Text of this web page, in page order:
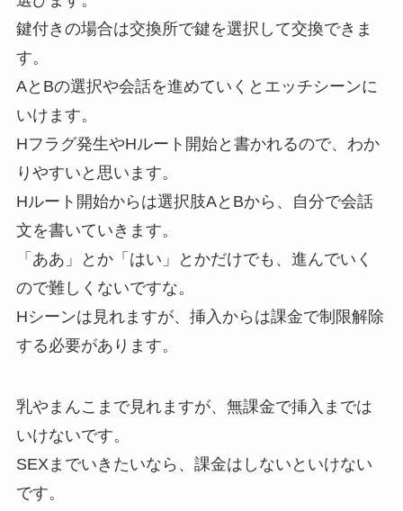
鍵付きの場合は交換所で鍵を選択して交換できま
す。
AとBの選択や会話を進めていくとエッチシーンに
いけます。
Hフラグ発生やHルート開始と書かれるので、わか
りやすいと思います。
Hルート開始からは選択肢AとBから、自分で会話
文を書いていきます。
「ああ」とか「はい」とかだけでも、進んでいく
ので難しくないですな。
Hシーンは見れますが、挿入からは課金で制限解除
する必要があります。
乳やまんこまで見れますが、無課金で挿入までは
いけないです。
SEXまでいきたいなら、課金はしないといけない
です。